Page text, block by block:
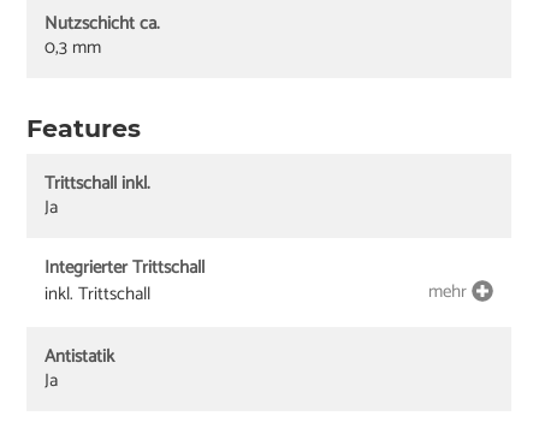
Nutzschicht ca.
0,3 mm
Features
Trittschall inkl.
Ja
Integrierter Trittschall
inkl. Trittschall
mehr
Antistatik
Ja